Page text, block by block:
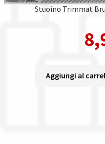
Stuoino Trimmat
Aggiungi al